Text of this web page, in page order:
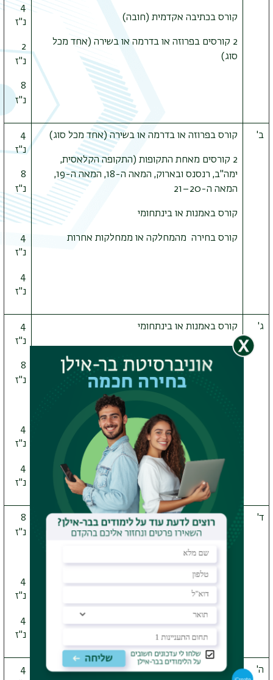
קורס בכתיבה אקדמית (חובה)
2 קורסים בפרוזה או בדרמה או בשירה (אחד מכל
סוג)
4
נ"ז
2
נ"ז
8
נ"ז
ב' קורס בפרוזה או בדרמה או בשירה (אחד מכל סוג)
2 קורסים מאחת התקופות (התקופה הקלאסית,
ימה"ב, רנסנס ובארוק, המאה ה-18, המאה ה-19,
המאה ה-20
–
21
קורס באמנות או בינתחומי
קורס בחירה מהמחלקה או ממחלקות אחרות
4
נ"ז
8
נ"ז
4
נ"ז
4
נ"ז
ג' קורס באמנות או בינתחומי
2 קורסים מאחת התקופות (התקופה הקלאסית,
–
21
קורס בחירה מהמחלקה או ממחלקות אחרות
4
נ"ז
8
נ"ז
4
נ"ז
4
נ"ז
ד'
2 קורסים מאחת התקופות (התקופה הקלאסית,
המאה ה-20
–
קורס באסתטיקה וביקורת
8
נ"ז
4
נ"ז
4
נ"ז
ה'
קורס מאחת התקופות (התקופה הקלאסית, ימה"ב,
4